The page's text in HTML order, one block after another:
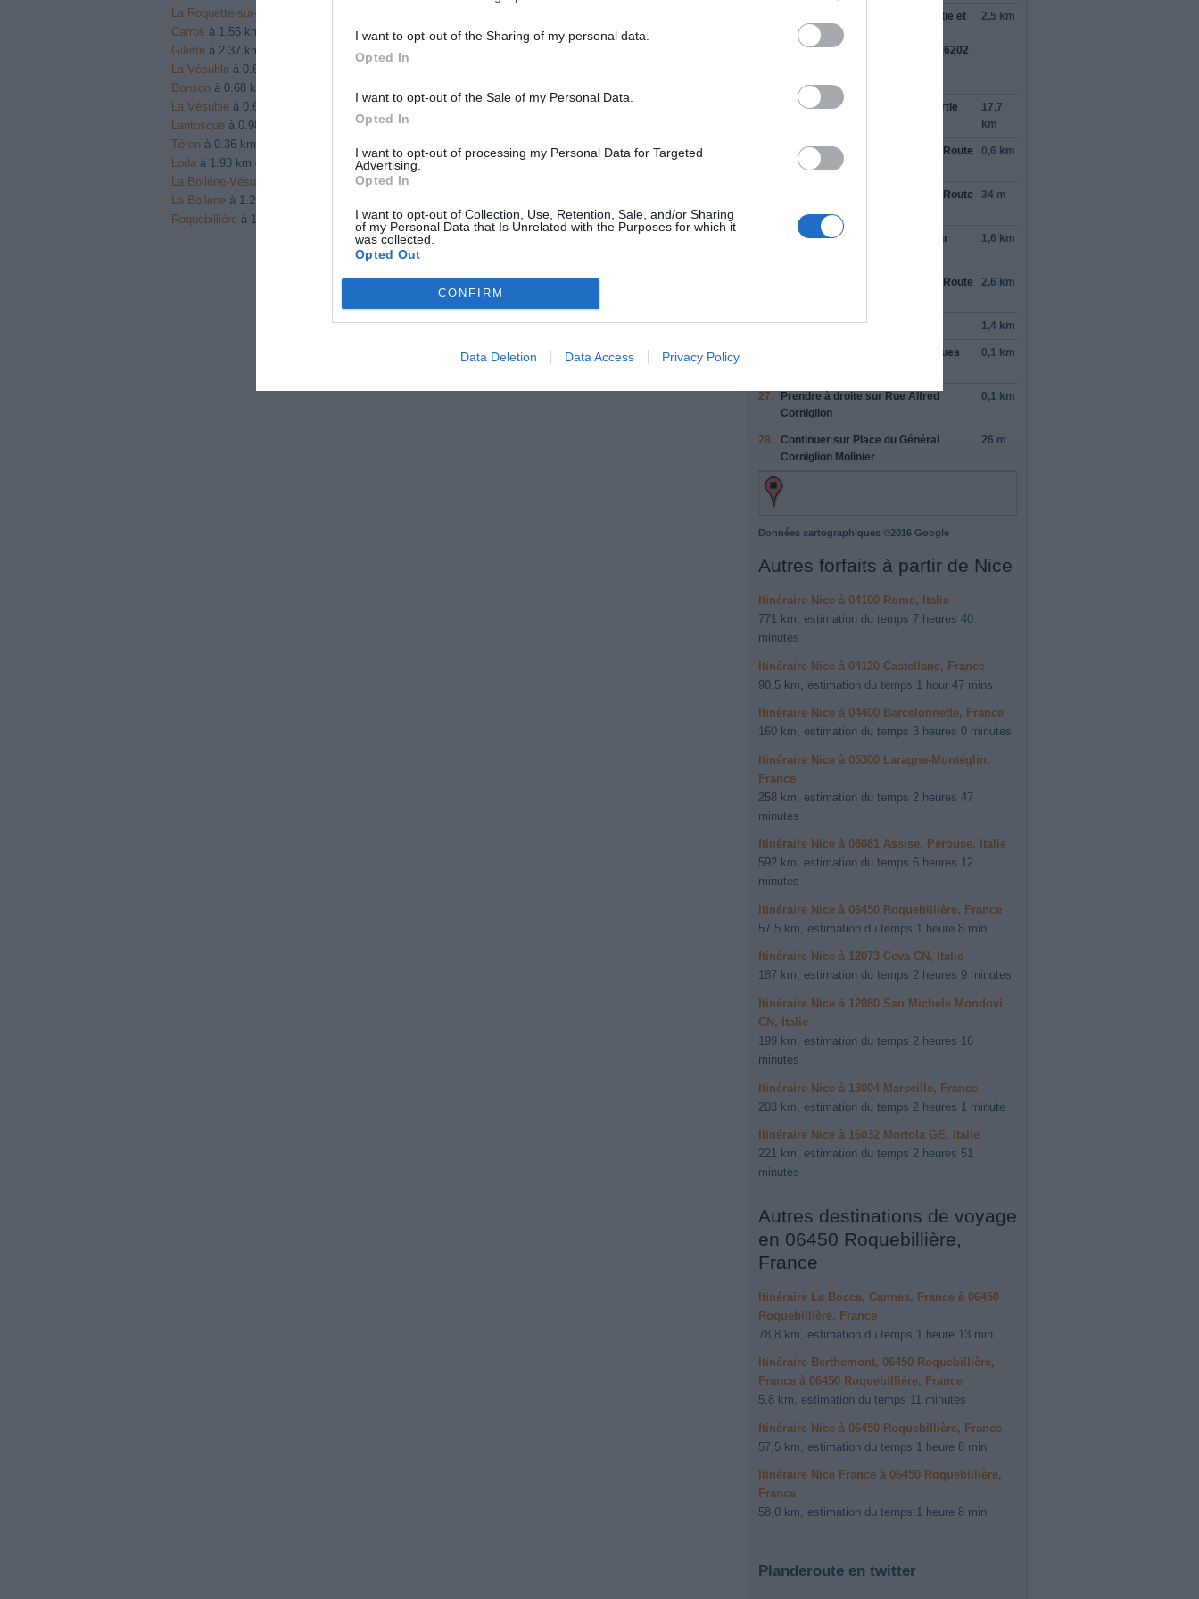
I want to opt-out of the Sharing of my personal data.
Opted In
I want to opt-out of the Sale of my Personal Data.
Opted In
I want to opt-out of processing my Personal Data for Targeted
Advertising.
Opted In
I want to opt-out of Collection, Use, Retention, Sale, and/or Sharing
of my Personal Data that Is Unrelated with the Purposes for which it
was collected.
Opted Out
CONFIRM
Data Deletion Data Access Privacy Policy
La Roquette-sur-Var
Carros à 1.56 km du point 14
Gilette à 2.37 km du point 16
La Vésuble à 0.68 km du point 20
Bonson à 0.68 km du point 20
La Vésubie à 0.68 km du point 20
Lantosque à 0.98 km du point 21
Téron à 0.36 km du point 21
Loda à 1.93 km du point 21
La Bollène-Vésubie
à 1.29 km du point 24
La Bollene à 1.29 km du point 24
Roquebillière à 1.95 km du point 25
sortie et
continuer sur
Grenoble/Route Nationale 202 M6202
2,5 km
Au rond-point, prendre la
sortie
17,7
km
Tourner à droite
Route
de la Vésubie
0,6 km
Route
de la Vésubie
34 m
Tourner àgauche
pour rester sur
1,6 km
24. Tourner àdroite
Route
2,6 km
25. Prendreà gauche 1,4 km
Rue Jacques
0,1 km
27. Prendre à droite sur Rue Alfred
Corniglion
0,1 km
28. Continuer sur Place du Général
Corniglion Molinier
26 m
Données cartographiques ©2016 Google
Autres forfaits à partir de Nice
Itinéraire Nice à 04100 Rome, Italie
771 km, estimation du temps 7 heures 40
minutes
Itinéraire Nice à 04120 Castellane, France
90.5 km, estimation du temps 1 hour 47 mins
Itinéraire Nice à 04400 Barcelonnette, France
160 km, estimation du temps 3 heures 0 minutes
Itinéraire Nice à 05300 Laragne-Montéglin,
France
258 km, estimation du temps 2 heures 47
minutes
Itinéraire Nice à 06081 Assise, Pérouse, Italie
592 km, estimation du temps 6 heures 12
minutes
Itinéraire Nice à 06450 Roquebillière, France
57,5 km, estimation du temps 1 heure 8 min
Itinéraire Nice à 12073 Ceva CN, Italie
187 km, estimation du temps 2 heures 9 minutes
Itinéraire Nice à 12080 San Michele Mondovì
CN, Italie
199 km, estimation du temps 2 heures 16
minutes
Itinéraire Nice à 13004 Marseille, France
203 km, estimation du temps 2 heures 1 minute
Itinéraire Nice à 16032 Mortola GE, Italie
221 km, estimation du temps 2 heures 51
minutes
Autres destinations de voyage
en 06450 Roquebillière,
France
Itinéraire La Bocca, Cannes, France à 06450
Roquebillière, France
78,8 km, estimation du temps 1 heure 13 min
Itinéraire Berthemont, 06450 Roquebillière,
France à 06450 Roquebillière, France
5,8 km, estimation du temps 11 minutes
Itinéraire Nice à 06450 Roquebillière, France
57,5 km, estimation du temps 1 heure 8 min
Itinéraire Nice France à 06450 Roquebillière,
France
58,0 km, estimation du temps 1 heure 8 min
Planderoute en twitter